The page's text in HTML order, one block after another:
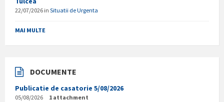
22/07/2026 in Situatii de Urgenta
MAI MULTE
DOCUMENTE
Publicatie de casatorie 5/08/2026
05/08/2026 1 attachment